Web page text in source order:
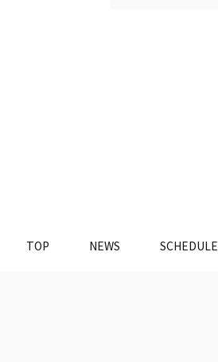
TOP NEWS SCHEDULE